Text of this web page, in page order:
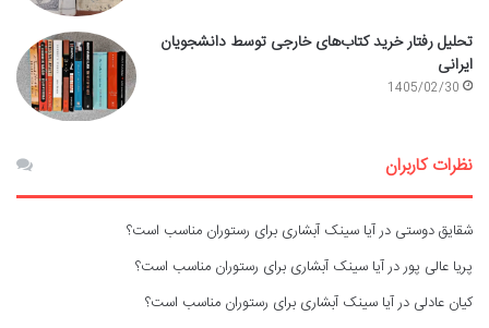
تحلیل رفتار خرید کتاب‌های خارجی توسط دانشجویان
ایرانی
1405/02/30
نظرات کاربران
شقایق دوستی درآیا سینک آبشاری برای رستوران مناسب است؟
پریا عالی پوردرآیا سینک آبشاری برای رستوران مناسب است؟
کیان عادلی درآیا سینک آبشاری برای رستوران مناسب است؟